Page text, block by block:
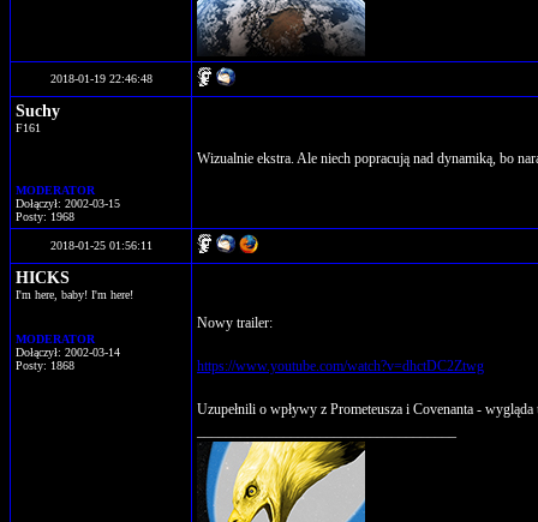
2018-01-19 22:46:48
Suchy
F161
MODERATOR
Dołączył: 2002-03-15
Posty: 1968
Wizualnie ekstra. Ale niech popracują nad dynamiką, bo
2018-01-25 01:56:11
HICKS
I'm here, baby! I'm here!
MODERATOR
Dołączył: 2002-03-14
Posty: 1868
Nowy trailer:
https://www.youtube.com/watch?v=dhctDC2Ztwg
Uzupełnili o wpływy z Prometeusza i Covenanta - wygląda